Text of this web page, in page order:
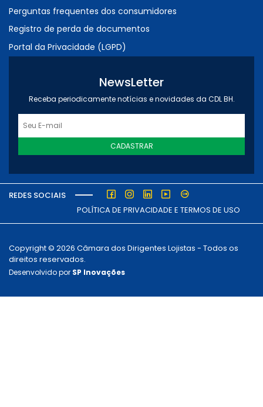
Perguntas frequentes dos consumidores
Registro de perda de documentos
Portal da Privacidade (LGPD)
NewsLetter
Receba periodicamente notícias e novidades da CDL BH.
CADASTRAR
REDES SOCIAIS
POLÍTICA DE PRIVACIDADE E TERMOS DE USO
Copyright © 2026 Câmara dos Dirigentes Lojistas - Todos os
direitos reservados.
Desenvolvido por SP Inovações